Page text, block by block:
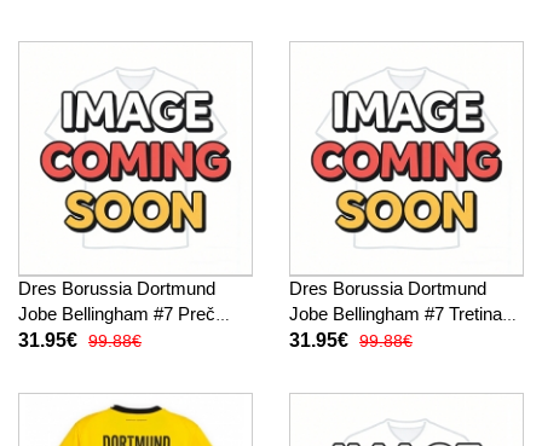
Dres Borussia Dortmund
Jobe Bellingham #7 Preč
2026-27 Krátky Rukáv
31.95€ 99.88€
Dres Borussia Dortmund
Jobe Bellingham #7 Tretina
2026-27 Krátky Rukáv
31.95€ 99.88€